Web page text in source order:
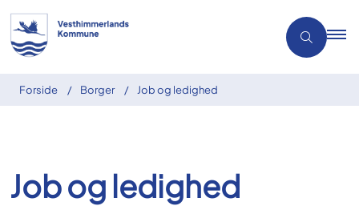
Forside Borger Job og ledighed
Job og ledighed